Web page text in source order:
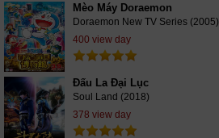
Mèo Máy Doraemon
Doraemon New TV Series (2005)
400 view day
Đấu La Đại Lục
Soul Land (2018)
378 view day